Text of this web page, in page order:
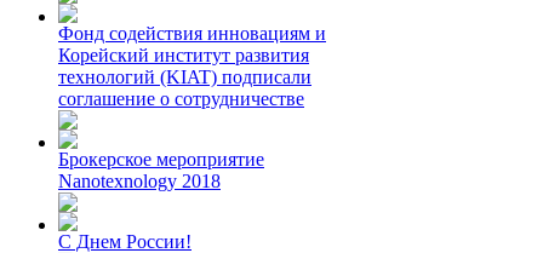
Фонд содействия инновациям и
Корейский институт развития
технологий (KIAT) подписали
соглашение о сотрудничестве
Брокерское мероприятие
Nanotexnology 2018
С Днем России!